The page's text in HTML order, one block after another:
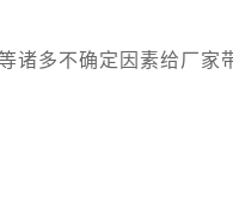
诸多不确定因素给厂家